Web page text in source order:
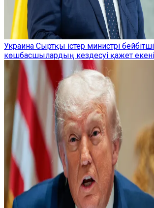
Украина Сыртқы істер министрі
көшбасшылардың кездесуі қажет